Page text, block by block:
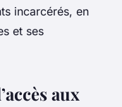
incarcérés, en
et ses
aux